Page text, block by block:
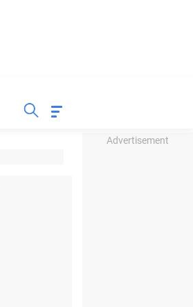
Advertisement
INSPIRASI BISNIS